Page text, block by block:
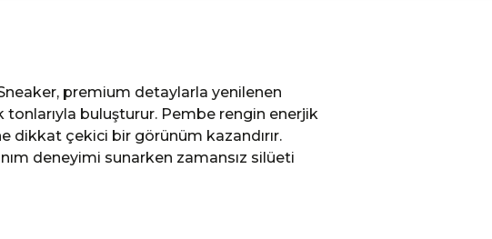
premium detaylarla yenilenen
tonlarıyla buluşturur. Pembe rengin enerjik
dikkat çekici bir görünüm kazandırır.
deneyimi sunarken zamansız silüeti